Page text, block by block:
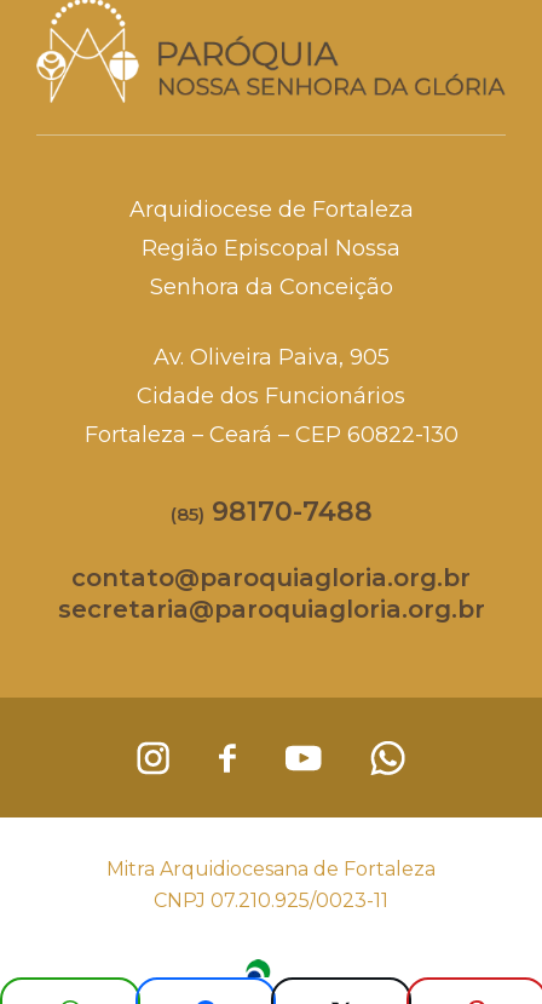
Arquidiocese de Fortaleza
Região Episcopal Nossa
Senhora da Conceição
Av. Oliveira Paiva, 905
Cidade dos Funcionários
Fortaleza – Ceará – CEP 60822-130
(85) 98170-7488
contato@paroquiagloria.org.br
secretaria@paroquiagloria.org.br
Mitra Arquidiocesana de Fortaleza
CNPJ 07.210.925/0023-11